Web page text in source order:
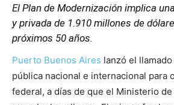
El Plan de Modernización implica
y privada de 1.910 millones de
próximos 50 años.
Puerto Buenos Aires lanzó el
pública nacional e internacional para
federal, a días de que el Ministerio